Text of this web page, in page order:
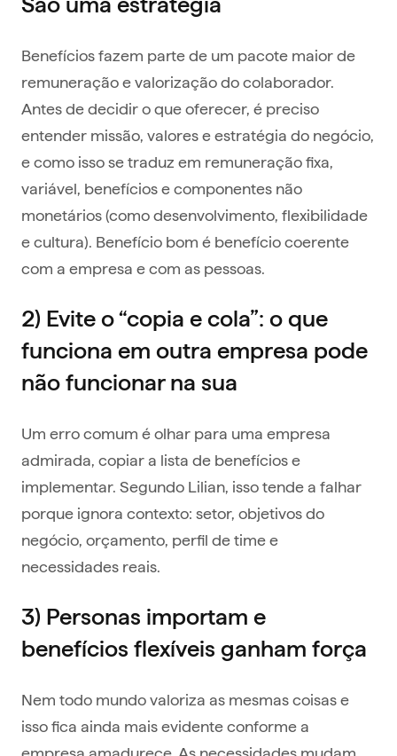
Benefícios fazem parte de um pacote maior de
remuneração e valorização do colaborador.
Antes de decidir o que oferecer, é preciso
entender missão, valores e estratégia do negócio,
e como isso se traduz em remuneração fixa,
variável, benefícios e componentes não
monetários (como desenvolvimento, flexibilidade
e cultura). Benefício bom é benefício coerente
com a empresa e com as pessoas.
2) Evite o “copia e cola”: o que
funciona em outra empresa pode
não funcionar na sua
Um erro comum é olhar para uma empresa
admirada, copiar a lista de benefícios e
implementar. Segundo Lilian, isso tende a falhar
porque ignora contexto: setor, objetivos do
negócio, orçamento, perfil de time e
necessidades reais.
3) Personas importam e
benefícios flexíveis ganham força
Nem todo mundo valoriza as mesmas coisas e
isso fica ainda mais evidente conforme a
empresa amadurece. As necessidades mudam